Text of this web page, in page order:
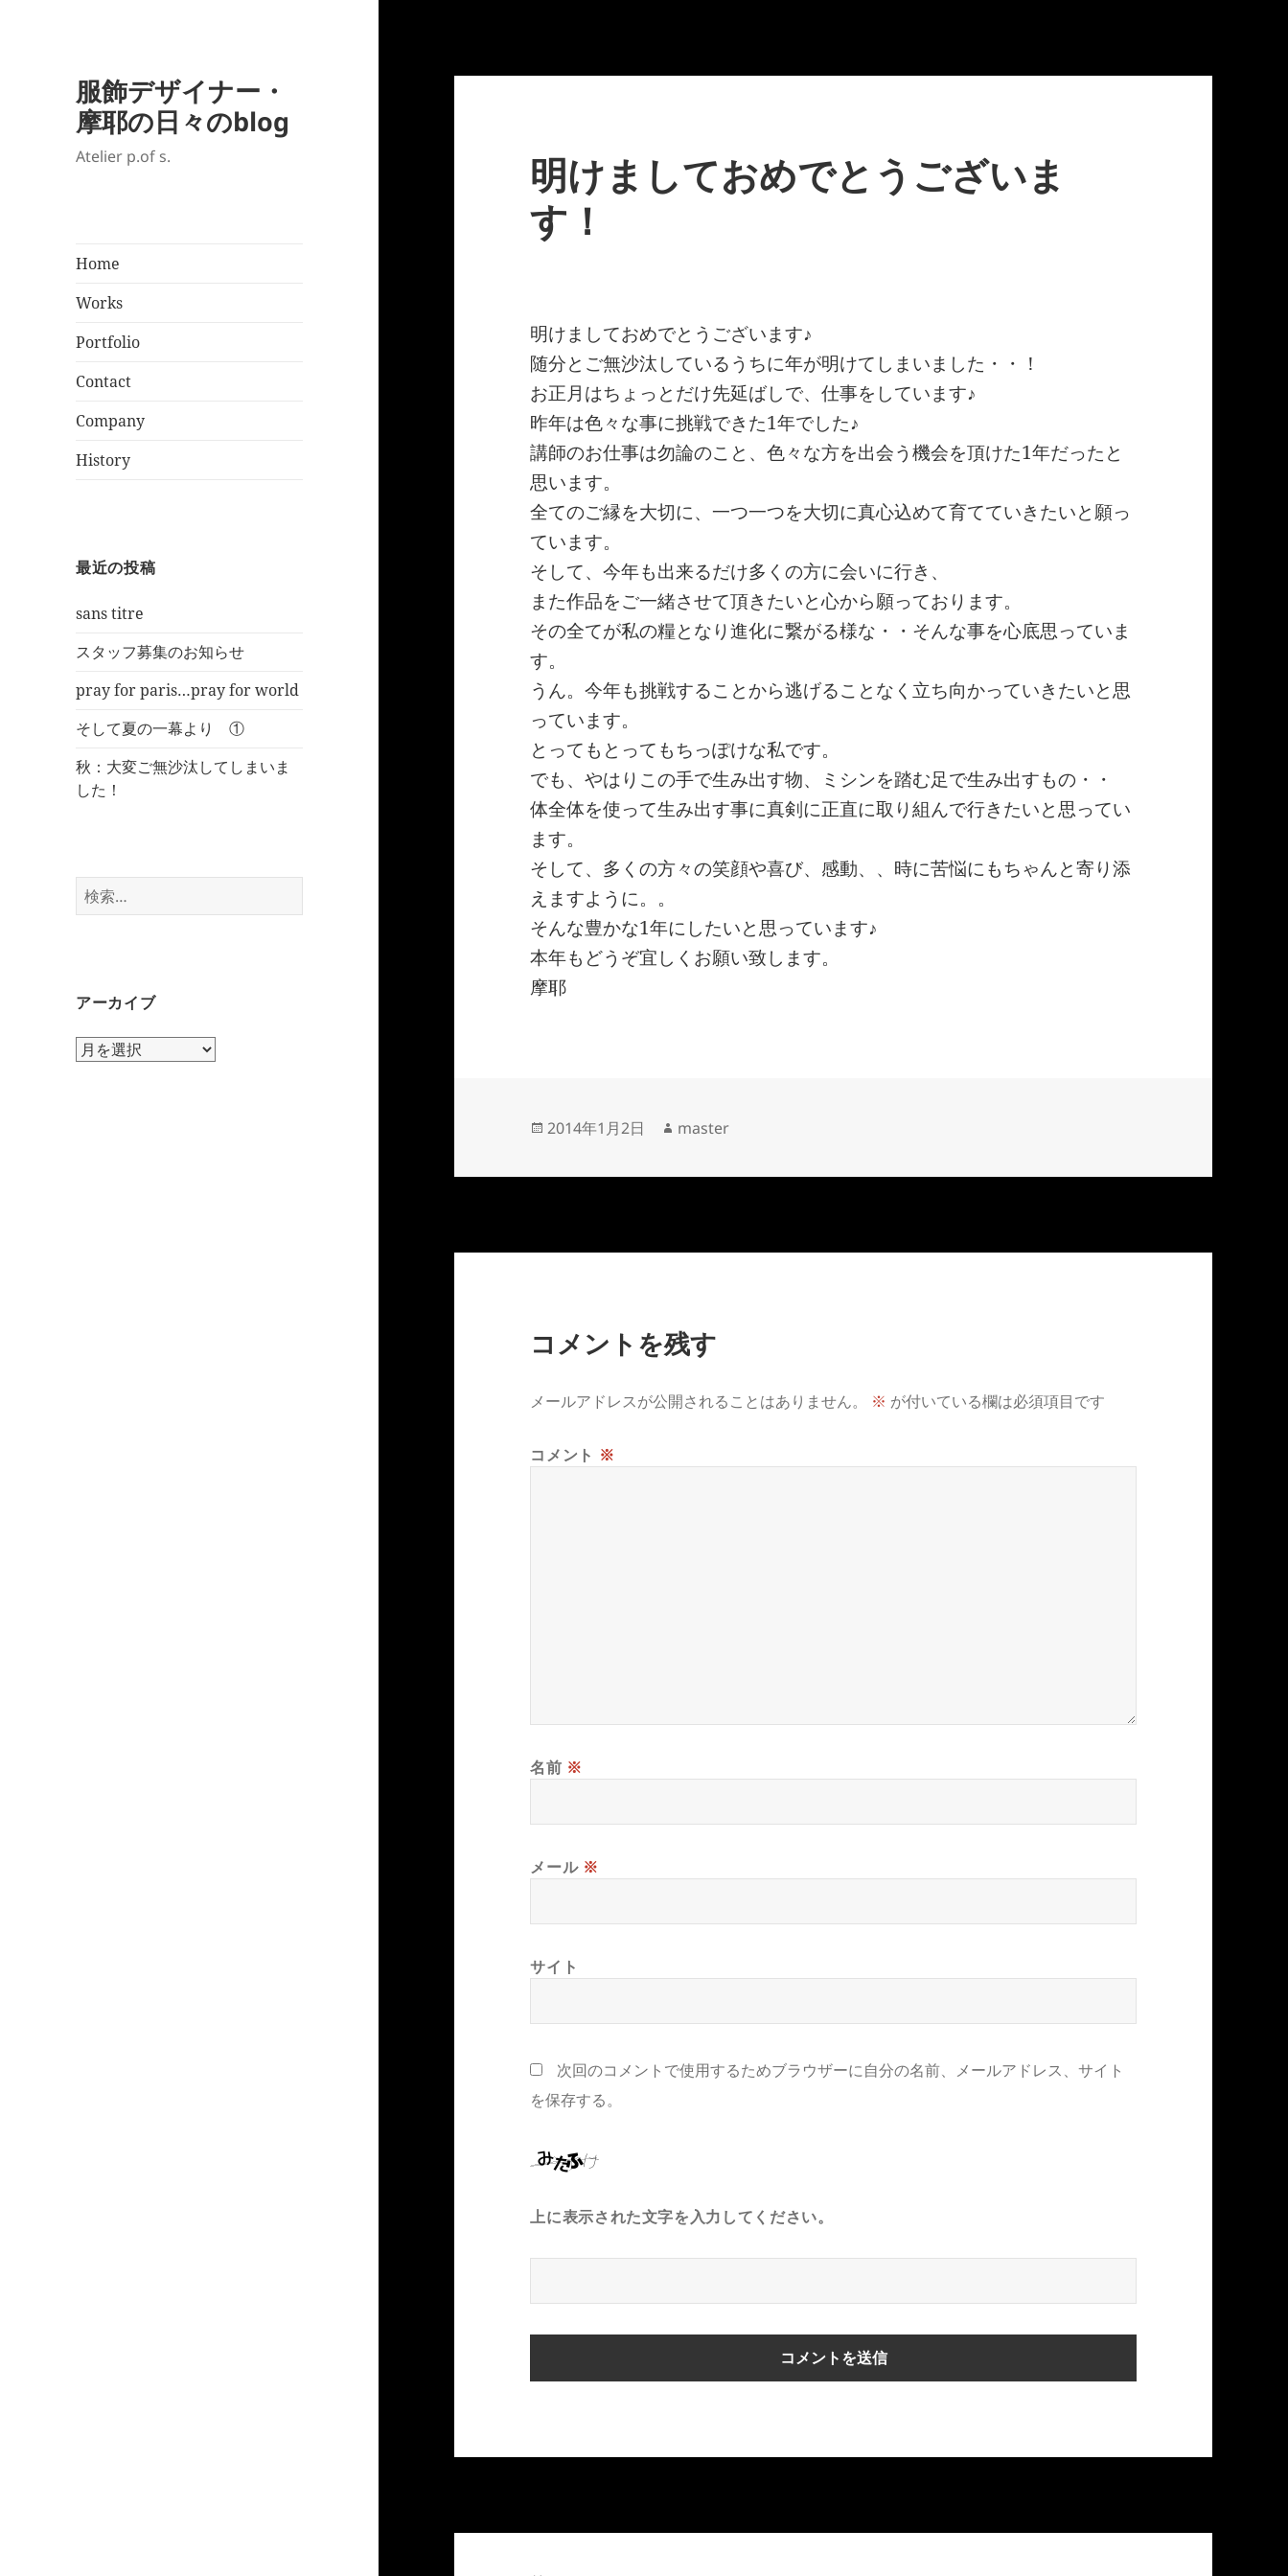
服飾デザイナー・
摩耶の日々のblog
Atelier p.of s.
Home
Works
Portfolio
Contact
Company
History
最近の投稿
sans titre
スタッフ募集のお知らせ
pray for paris…pray for world
そして夏の一幕より ①
秋：大変ご無沙汰してしまいま
した！
検
索:
アーカイブ
ア
明けましておめでとうございま
す！
明けましておめでとうございます♪
随分とご無沙汰しているうちに年が明けてしまいました・・！
お正月はちょっとだけ先延ばしで、仕事をしています♪
昨年は色々な事に挑戦できた1年でした♪
講師のお仕事は勿論のこと、色々な方を出会う機会を頂けた1年だったと
思います。
全てのご縁を大切に、一つ一つを大切に真心込めて育てていきたいと願っ
ています。
そして、今年も出来るだけ多くの方に会いに行き、
また作品をご一緒させて頂きたいと心から願っております。
その全てが私の糧となり進化に繋がる様な・・そんな事を心底思っていま
す。
うん。今年も挑戦することから逃げることなく立ち向かっていきたいと思
っています。
とってもとってもちっぽけな私です。
でも、やはりこの手で生み出す物、ミシンを踏む足で生み出すもの・・
体全体を使って生み出す事に真剣に正直に取り組んで行きたいと思ってい
ます。
そして、多くの方々の笑顔や喜び、感動、、時に苦悩にもちゃんと寄り添
えますように。。
そんな豊かな1年にしたいと思っています♪
本年もどうぞ宜しくお願い致します。
摩耶
投
日:
2014年1月2日
作
者
master
コメントを残す
メールアドレスが公開されることはありません。 ※ が付いている欄は必須項目です
コメント ※
名前 ※
メール ※
サイト
次回のコメントで使用するためブラウザーに自分の名前、メールアドレス、サイト
を保存する。
上に表示された文字を入力してください。